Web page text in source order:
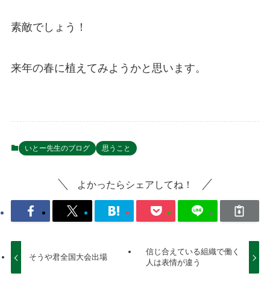
素敵でしょう！
来年の春に植えてみようかと思います。
いとー先生のブログ 思うこと
よかったらシェアしてね！
そうや君全国大会出場
信じ合えている組織で働く
人は表情が違う